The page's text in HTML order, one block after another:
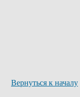
Вернуться к началу